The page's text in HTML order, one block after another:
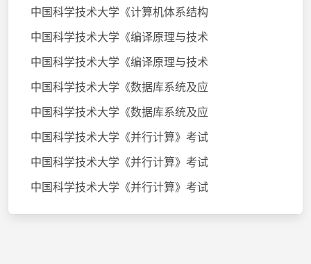
中国科学技术大学《计算机体系结构
中国科学技术大学《编译原理与技术
中国科学技术大学《编译原理与技术
中国科学技术大学《数据库系统及应
中国科学技术大学《数据库系统及应
中国科学技术大学《并行计算》考试
中国科学技术大学《并行计算》考试
中国科学技术大学《并行计算》考试